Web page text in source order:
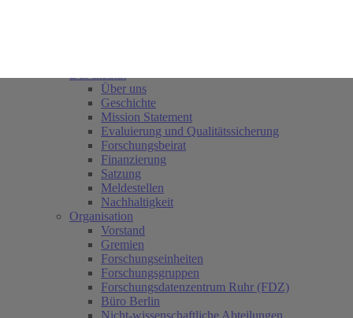
Über uns
Geschichte
Mission Statement
Evaluierung und Qualitätssicherung
Forschungsbeirat
Finanzierung
Satzung
Meldestellen
Nachhaltigkeit
Organisation
Vorstand
Gremien
Forschungseinheiten
Forschungsgruppen
Forschungsdatenzentrum Ruhr (FDZ)
Büro Berlin
Nicht-wissenschaftliche Abteilungen